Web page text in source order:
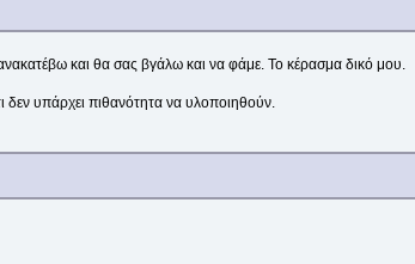
και θα σας βγάλω και να φάμε. Το κέρασμα δικό μου.
δεν υπάρχει πιθανότητα να υλοποιηθούν.